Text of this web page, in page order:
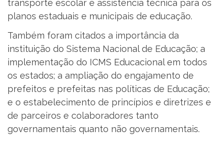
transporte escolar e assistência técnica para os
planos estaduais e municipais de educação.
Também foram citados a importância da
instituição do Sistema Nacional de Educação; a
implementação do ICMS Educacional em todos
os estados; a ampliação do engajamento de
prefeitos e prefeitas nas políticas de Educação;
e o estabelecimento de princípios e diretrizes e
de parceiros e colaboradores tanto
governamentais quanto não governamentais.